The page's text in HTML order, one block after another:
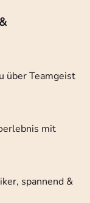
über Teamgeist
mit
spannend &